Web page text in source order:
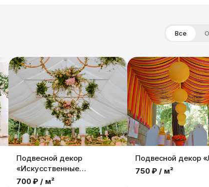
Все
Подвесной декор
«Искусственные
Растения»
700 ₽ / м²
Подвесной декор
750 ₽ / м²